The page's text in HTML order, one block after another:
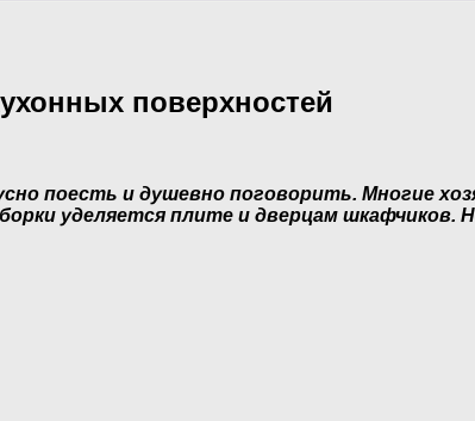
поверхностей
поесть и душевно поговорить. Многие
уделяется плите и дверцам шкафчиков.